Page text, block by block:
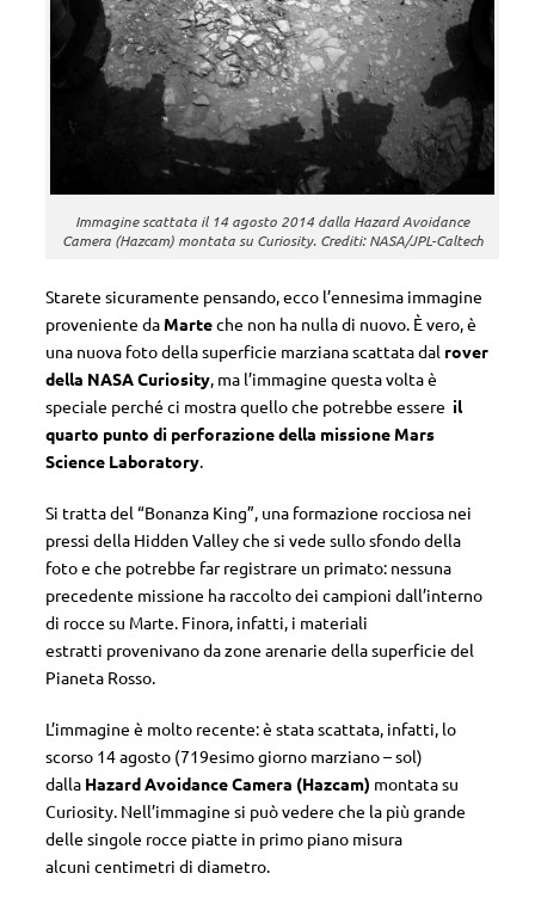
Immagine scattata il 14 agosto 2014 dalla Hazard Avoidance
Camera (Hazcam) montata su Curiosity. Crediti: NASA/JPL-Caltech
Starete sicuramente pensando, ecco l’ennesima immagine
proveniente da Marteche non ha nulla di nuovo. È vero, è
una nuova foto della superficie marziana scattata dal rover
della NASA Curiosity, ma l’immagine questa volta è
speciale perché ci mostra quello che potrebbe essere il
quarto punto di perforazione della missione Mars
Science Laboratory.
Si tratta del “Bonanza King”, una formazione rocciosa nei
pressi della Hidden Valley che si vede sullo sfondo della
foto e che potrebbe far registrare un primato: nessuna
precedente missione ha raccolto dei campioni dall’interno
di rocce su Marte. Finora, infatti, i materiali
estratti provenivano da zone arenarie della superficie del
Pianeta Rosso.
L’immagine è molto recente: è stata scattata, infatti, lo
scorso 14 agosto (719esimo giorno marziano – sol)
dalla Hazard Avoidance Camera (Hazcam) montata su
Curiosity. Nell’immagine si può vedere che la più grande
delle singole rocce piatte in primo piano misura
alcuni centimetri di diametro.